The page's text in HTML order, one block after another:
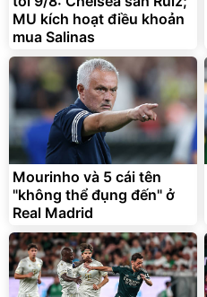
Bạt phủ xe ô tô cao cấp,
tráng nhôm 03 lớp
392.000đ
325.000 đ
Đã bán nhiều
MU kích hoạt điều khoản
mua Salinas
Mourinho và 5 cái tên
"không thể đụng đến" ở
Real Madrid